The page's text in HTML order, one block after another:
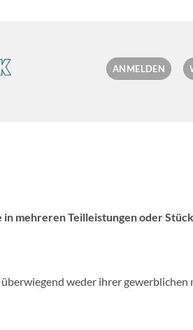
ANMELDEN
mehreren Teilleistungen oder
weder ihrer